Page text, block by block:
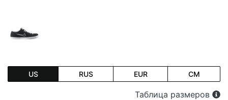
US RUS EUR CM
Таблица размеров